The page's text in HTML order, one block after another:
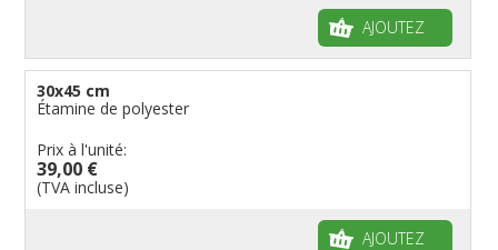
AJOUTEZ
30x45 cm
Étamine de polyester
Prix à l'unité:
39,00 €
(TVA incluse)
AJOUTEZ